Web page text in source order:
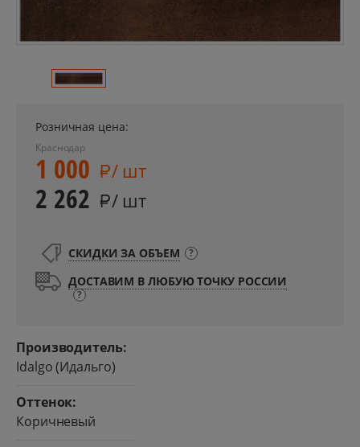
Розничная цена:
Краснодар
1 000 / шт
2 262 / шт
СКИДКИ ЗА ОБЪЕМ ?
ДОСТАВИМ В ЛЮБУЮ ТОЧКУ РОССИИ
?
Производитель:
Idalgo (Идальго)
Оттенок:
Коричневый